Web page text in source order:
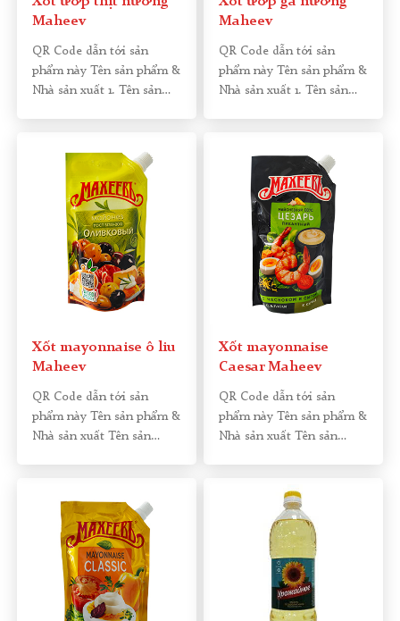
Maheev
QR Code dẫn tới sản
phẩm này Tên sản phẩm &
Nhà sản xuất 1. Tên sản
Maheev
QR Code dẫn tới sản
phẩm này Tên sản phẩm &
Nhà sản xuất 1. Tên sản
Xốt mayonnaise ô liu
Maheev
QR Code dẫn tới sản
phẩm này Tên sản phẩm &
Nhà sản xuất Tên sản
Xốt mayonnaise
Caesar Maheev
QR Code dẫn tới sản
phẩm này Tên sản phẩm &
Nhà sản xuất Tên sản